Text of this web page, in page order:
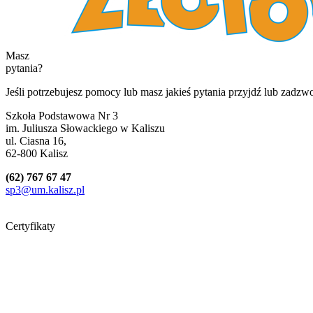
Masz
pytania?
Jeśli potrzebujesz pomocy lub masz jakieś pytania przyjdź lub
Szkoła Podstawowa Nr 3
im. Juliusza Słowackiego w Kaliszu
ul. Ciasna 16,
62-800 Kalisz
(62) 767 67 47
sp3@um.kalisz.pl
Certyfikaty